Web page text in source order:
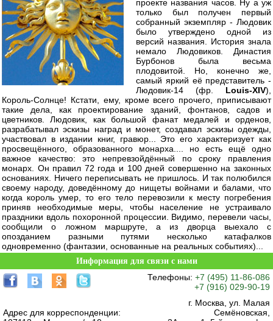
проекте названия часов. Ну а уж
только был получен первый
собранный экземпляр - Людовик
было утверждено одной из
версий названия. История знала
немало Людовиков. Династия
Бурбонов была весьма
плодовитой. Но, конечно же,
самый яркий её представитель -
Людовик-14 (фр. Louis-XIV),
Король-Солнце! Кстати, ему, кроме всего прочего, приписывают
такие дела, как проектирование зданий, фонтанов, садов и
цветников. Людовик, как большой фанат медалей и орденов,
разрабатывал эскизы наград и монет, создавал эскизы одежды,
участвовал в издании книг, гравюр... Это его характеризует как
просвещённого, образованного монарха.... но есть ещё одно
важное качество: это непревзойдённый по сроку правления
монарх. Он правил 72 года и 100 дней совершенно на законных
основаниях. Ничего переписывать не пришлось. И так полюбился
своему народу, доведённому до нищеты войнами и балами, что
когда король умер, то его тело перевозили к месту погребения
приняв необходимые меры, чтобы население не устраивало
праздники вдоль похоронной процессии. Видимо, перевели часы,
сообщили о ложном маршруте, а из дворца выехало с
опозданием разными путями несколько катафалков
одновременно (фантазии, основанные на реальных событиях)...
Информация для связи с нами
Телефоны: +7 (495) 11-86-086
+7 (916) 029-90-19
Адрес для корреспонденции:
г. Москва, ул. Малая
Семёновская,